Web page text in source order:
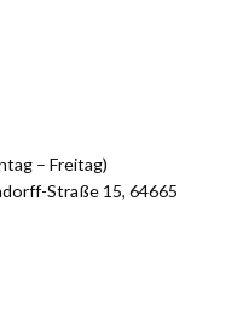
– Freitag)
Straße 15, 64665